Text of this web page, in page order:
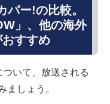
パー!の比較。
」、他の海外
すすめ
いて、放送される
ましょう。